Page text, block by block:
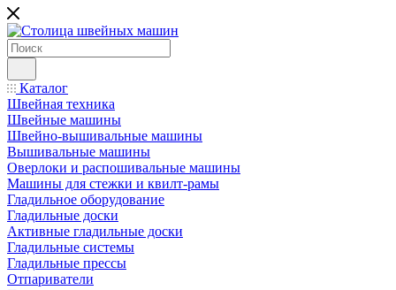
Каталог
Швейная техника
Швейные машины
Швейно-вышивальные машины
Вышивальные машины
Оверлоки и распошивальные машины
Машины для стежки и квилт-рамы
Гладильное оборудование
Гладильные доски
Активные гладильные доски
Гладильные системы
Гладильные прессы
Отпариватели